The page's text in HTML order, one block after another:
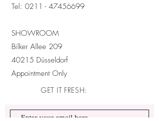
Tel: 0211 - 47456699
SHOWROOM
Bilker Allee 209
40215 Düsseldorf
Appointment Only
GET IT FRESH: